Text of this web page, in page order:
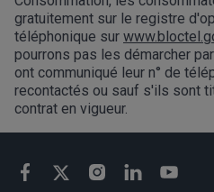
gratuitement sur le registre
téléphonique sur
pourrons pas les démarcher
ont communiqué leur n° de
recontactés ou sauf s'ils sont
contrat en vigueur.